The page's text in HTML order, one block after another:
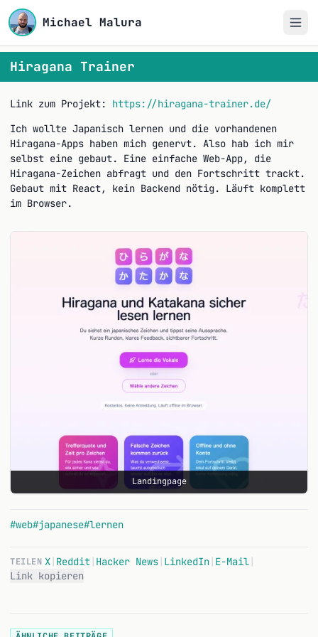
Michael Malura
Hiragana Trainer
Link zum Projekt: https://hiragana-trainer.de/
Ich wollte Japanisch lernen und die vorhandenen
Hiragana-Apps haben mich genervt. Also hab ich mir
selbst eine gebaut. Eine einfache Web-App, die
Hiragana-Zeichen abfragt und den Fortschritt trackt.
Gebaut mit React, kein Backend nötig. Läuft komplett
im Browser.
Landingpage
#web#japanese#lernen
TEILEN X Reddit Hacker News LinkedIn E-Mail
Link kopieren